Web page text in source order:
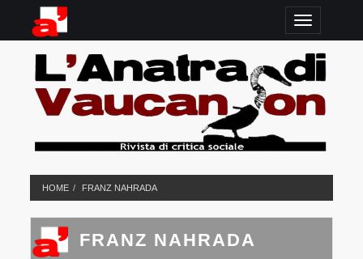
TOGGLE
HOME FRANZ NAHRADA
FRANZ NAHRADA